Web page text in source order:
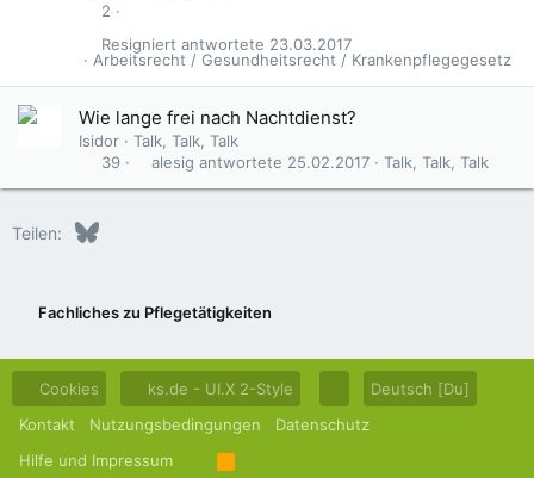
2
Arbeitsrecht / Gesundheitsrecht / Krankenpflegegesetz
23.03.2017
Resigniert
Wie lange frei nach Nachtdienst?
Isidor
Talk, Talk, Talk
39
Talk, Talk, Talk
25.02.2017
alesig
Teilen: Bluesky
Fachliches zu Pflegetätigkeiten
Cookies ks.de - UI.X 2-Style
Deutsch [Du]
Kontakt
Nutzungsbedingungen
Datenschutz
Hilfe und Impressum
R